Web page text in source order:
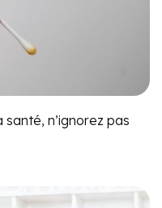
n’ignorez pas